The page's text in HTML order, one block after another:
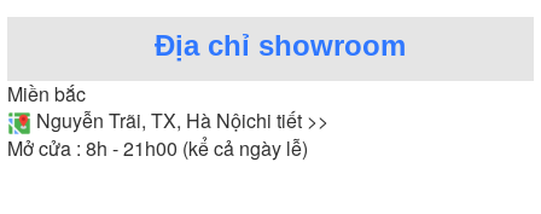
Địa chỉ showroom
Miền bắc
Nguyễn Trãi, TX, Hà Nộichi tiết >>
Mở cửa : 8h - 21h00 (kể cả ngày lễ)